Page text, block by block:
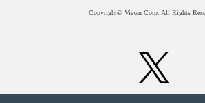
Copyright© Viewn Corp. All Rights